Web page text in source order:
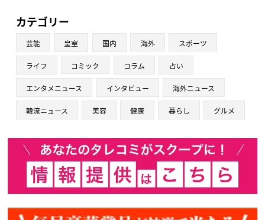
カテゴリー
芸能 皇室 国内 海外 スポーツ
ライフ コミック コラム 占い
エンタメニュース インタビュー 海外ニュース
韓流ニュース 美容 健康 暮らし グルメ